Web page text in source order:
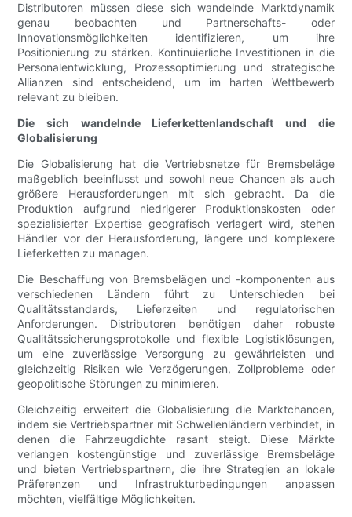
Distributoren müssen diese sich wandelnde Marktdynamik
genau beobachten und Partnerschafts- oder
Innovationsmöglichkeiten identifizieren, um ihre
Positionierung zu stärken. Kontinuierliche Investitionen in die
Personalentwicklung, Prozessoptimierung und strategische
Allianzen sind entscheidend, um im harten Wettbewerb
relevant zu bleiben.
Die sich wandelnde Lieferkettenlandschaft und die
Globalisierung
Die Globalisierung hat die Vertriebsnetze für Bremsbeläge
maßgeblich beeinflusst und sowohl neue Chancen als auch
größere Herausforderungen mit sich gebracht. Da die
Produktion aufgrund niedrigerer Produktionskosten oder
spezialisierter Expertise geografisch verlagert wird, stehen
Händler vor der Herausforderung, längere und komplexere
Lieferketten zu managen.
Die Beschaffung von Bremsbelägen und -komponenten aus
verschiedenen Ländern führt zu Unterschieden bei
Qualitätsstandards, Lieferzeiten und regulatorischen
Anforderungen. Distributoren benötigen daher robuste
Qualitätssicherungsprotokolle und flexible Logistiklösungen,
um eine zuverlässige Versorgung zu gewährleisten und
gleichzeitig Risiken wie Verzögerungen, Zollprobleme oder
geopolitische Störungen zu minimieren.
Gleichzeitig erweitert die Globalisierung die Marktchancen,
indem sie Vertriebspartner mit Schwellenländern verbindet, in
denen die Fahrzeugdichte rasant steigt. Diese Märkte
verlangen kostengünstige und zuverlässige Bremsbeläge
und bieten Vertriebspartnern, die ihre Strategien an lokale
Präferenzen und Infrastrukturbedingungen anpassen
möchten, vielfältige Möglichkeiten.